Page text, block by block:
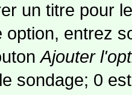
un titre pour
option, entrez
Ajouter
sondage; 0